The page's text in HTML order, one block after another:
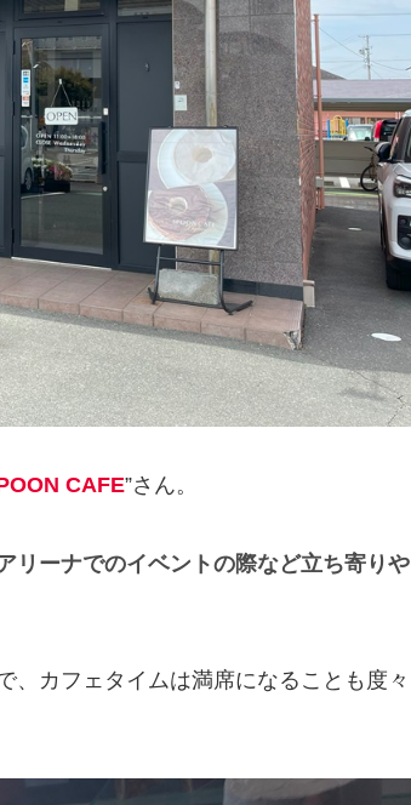
CAFE”さん。
リーナでのイベントの際など立ち寄りや
、カフェタイムは満席になることも度々